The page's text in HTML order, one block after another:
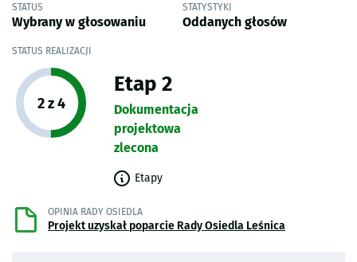
STATUS
Wybrany w głosowaniu
STATYSTYKI
Oddanych głosów
STATUS REALIZACJI
Etap projektu:
2 z 4
Etap 2
Dokumentacja
projektowa
zlecona
Etapy
OPINIA RADY OSIEDLA
Projekt uzyskał poparcie Rady Osiedla Leśnica